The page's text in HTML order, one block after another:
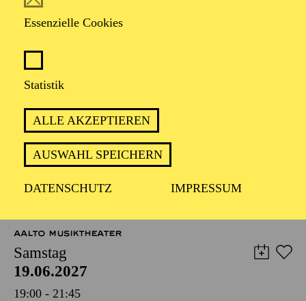
Essenzielle Cookies
Statistik
ALLE AKZEPTIEREN
AUSWAHL SPEICHERN
DATENSCHUTZ IMPRESSUM
TERMINE UND TICKETS
AALTO MUSIKTHEATER
Samstag
19.06.2027
19:00 - 21:45